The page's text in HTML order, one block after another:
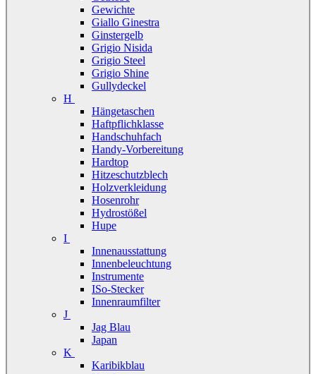
Gewichte
Giallo Ginestra
Ginstergelb
Grigio Nisida
Grigio Steel
Grigio Shine
Gullydeckel
H
Hängetaschen
Haftpflichklasse
Handschuhfach
Handy-Vorbereitung
Hardtop
Hitzeschutzblech
Holzverkleidung
Hosenrohr
Hydrostößel
Hupe
I
Innenausstattung
Innenbeleuchtung
Instrumente
ISo-Stecker
Innenraumfilter
J
Jag Blau
Japan
K
Karibikblau